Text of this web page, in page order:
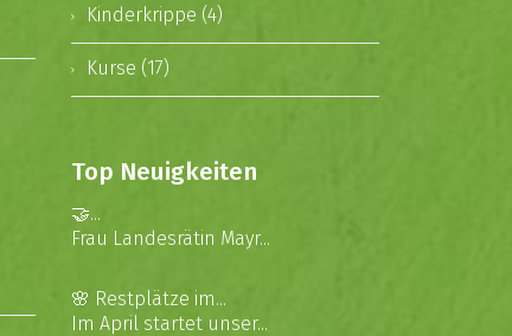
Kinderkrippe (4)
Kurse (17)
Top Neuigkeiten
🤝...
Frau Landesrätin Mayr...
🌸 Restplätze im...
Im April startet unser...